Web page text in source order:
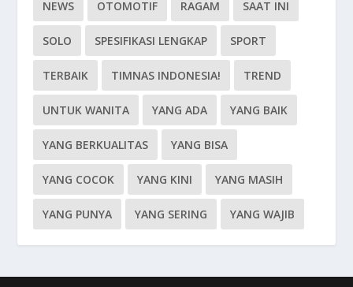
NEWS OTOMOTIF RAGAM SAAT INI
SOLO SPESIFIKASI LENGKAP SPORT
TERBAIK TIMNAS INDONESIA! TREND
UNTUK WANITA YANG ADA YANG BAIK
YANG BERKUALITAS YANG BISA
YANG COCOK YANG KINI YANG MASIH
YANG PUNYA YANG SERING YANG WAJIB